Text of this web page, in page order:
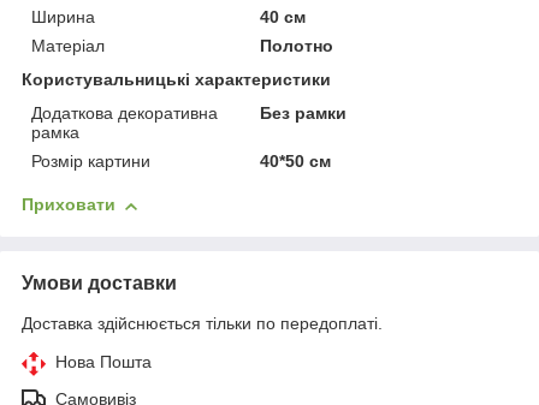
Ширина
40 см
Матеріал
Полотно
Користувальницькі характеристики
Додаткова декоративна
рамка
Без рамки
Розмір картини 40*50 см
Приховати
Умови доставки
Доставка здійснюється тільки по передоплаті.
Нова Пошта
Самовивіз